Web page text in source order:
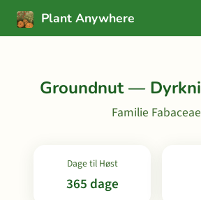
Plant Anywhere
Groundnut —
Familie Fabaceae
Dage til Høst
365 dage